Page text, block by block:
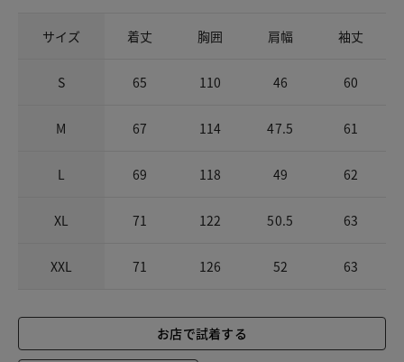
サイズ 着丈 胸囲 肩幅 袖丈
S 65 110 46 60
M 67 114 47.5 61
L 69 118 49 62
XL 71 122 50.5 63
XXL 71 126 52 63
お店で試着する